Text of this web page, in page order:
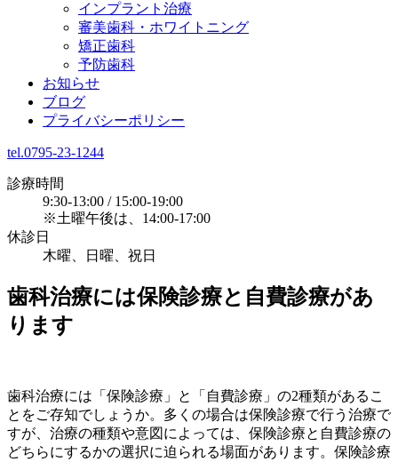
インプラント治療
審美歯科・ホワイトニング
矯正歯科
予防歯科
お知らせ
ブログ
プライバシーポリシー
tel.0795-23-1244
診療時間
9:30-13:00 / 15:00-19:00
※土曜午後は、14:00-17:00
休診日
木曜、日曜、祝日
歯科治療には保険診療と自費診療があ
ります
歯科治療には「保険診療」と「自費診療」の2種類があるこ
とをご存知でしょうか。多くの場合は保険診療で行う治療で
すが、治療の種類や意図によっては、保険診療と自費診療の
どちらにするかの選択に迫られる場面があります。保険診療